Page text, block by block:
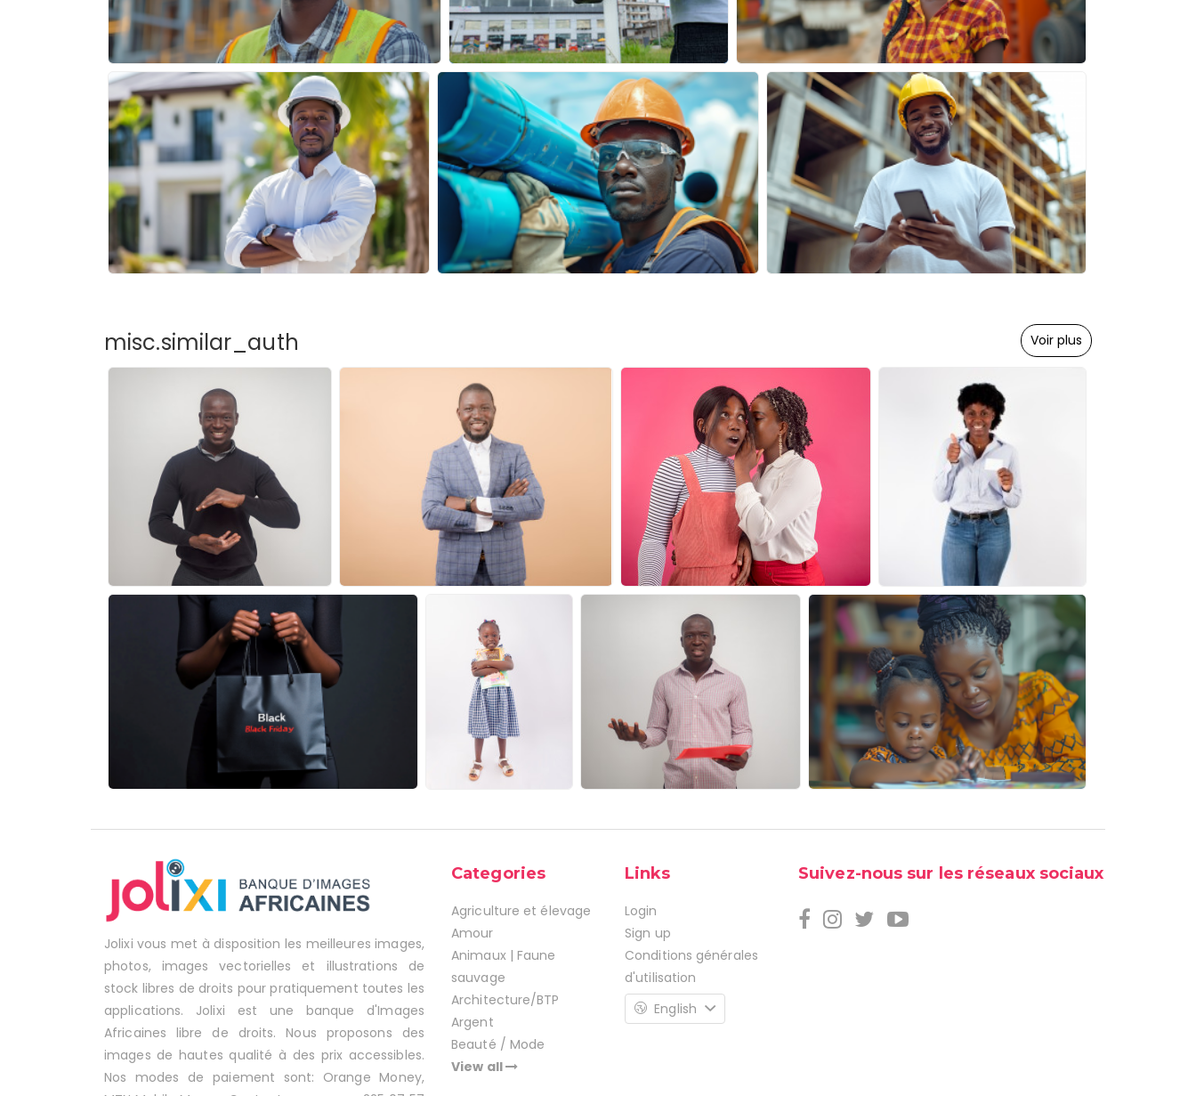
misc.similar_auth Voir plus
Jolixi vous met à disposition les meilleures images,
photos, images vectorielles et illustrations de
stock libres de droits pour pratiquement toutes les
applications. Jolixi est une banque d'Images
Africaines libre de droits. Nous proposons des
images de hautes qualité à des prix accessibles.
Nos modes de paiement sont: Orange Money,
Categories
Agriculture et élevage
Amour
Animaux | Faune
sauvage
Architecture/BTP
Argent
Beauté / Mode
View all
Links
Login
Sign up
Conditions générales
d'utilisation
English
Suivez-nous sur les réseaux sociaux